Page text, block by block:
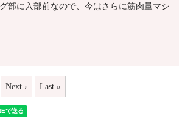
部に入部前なので、今はさらに筋肉量マシ
Next › Last »